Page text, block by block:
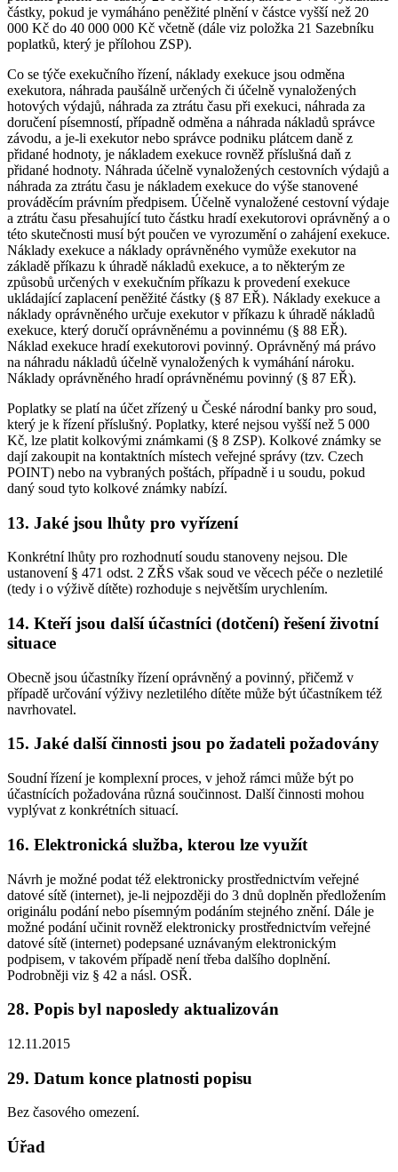
částky, pokud je vymáháno peněžité plnění v částce vyšší než 20
000 Kč do 40 000 000 Kč včetně (dále viz položka 21 Sazebníku
poplatků, který je přílohou ZSP).
Co se týče exekučního řízení, náklady exekuce jsou odměna
exekutora, náhrada paušálně určených či účelně vynaložených
hotových výdajů, náhrada za ztrátu času při exekuci, náhrada za
doručení písemností, případně odměna a náhrada nákladů správce
závodu, a je-li exekutor nebo správce podniku plátcem daně z
přidané hodnoty, je nákladem exekuce rovněž příslušná daň z
přidané hodnoty. Náhrada účelně vynaložených cestovních výdajů a
náhrada za ztrátu času je nákladem exekuce do výše stanovené
prováděcím právním předpisem. Účelně vynaložené cestovní výdaje
a ztrátu času přesahující tuto částku hradí exekutorovi oprávněný a o
této skutečnosti musí být poučen ve vyrozumění o zahájení exekuce.
Náklady exekuce a náklady oprávněného vymůže exekutor na
základě příkazu k úhradě nákladů exekuce, a to některým ze
způsobů určených v exekučním příkazu k provedení exekuce
ukládající zaplacení peněžité částky (§ 87 EŘ). Náklady exekuce a
náklady oprávněného určuje exekutor v příkazu k úhradě nákladů
exekuce, který doručí oprávněnému a povinnému (§ 88 EŘ).
Náklad exekuce hradí exekutorovi povinný. Oprávněný má právo
na náhradu nákladů účelně vynaložených k vymáhání nároku.
Náklady oprávněného hradí oprávněnému povinný (§ 87 EŘ).
Poplatky se platí na účet zřízený u České národní banky pro soud,
který je k řízení příslušný. Poplatky, které nejsou vyšší než 5 000
Kč, lze platit kolkovými známkami (§ 8 ZSP). Kolkové známky se
dají zakoupit na kontaktních místech veřejné správy (tzv. Czech
POINT) nebo na vybraných poštách, případně i u soudu, pokud
daný soud tyto kolkové známky nabízí.
13. Jaké jsou lhůty pro vyřízení
Konkrétní lhůty pro rozhodnutí soudu stanoveny nejsou. Dle
ustanovení § 471 odst. 2 ZŘS však soud ve věcech péče o nezletilé
(tedy i o výživě dítěte) rozhoduje s největším urychlením.
14. Kteří jsou další účastníci (dotčení) řešení životní
situace
Obecně jsou účastníky řízení oprávněný a povinný, přičemž v
případě určování výživy nezletilého dítěte může být účastníkem též
navrhovatel.
15. Jaké další činnosti jsou po žadateli požadovány
Soudní řízení je komplexní proces, v jehož rámci může být po
účastnících požadována různá součinnost. Další činnosti mohou
vyplývat z konkrétních situací.
16. Elektronická služba, kterou lze využít
Návrh je možné podat též elektronicky prostřednictvím veřejné
datové sítě (internet), je-li nejpozději do 3 dnů doplněn předložením
originálu podání nebo písemným podáním stejného znění. Dále je
možné podání učinit rovněž elektronicky prostřednictvím veřejné
datové sítě (internet) podepsané uznávaným elektronickým
podpisem, v takovém případě není třeba dalšího doplnění.
Podrobněji viz § 42 a násl. OSŘ.
28. Popis byl naposledy aktualizován
12.11.2015
29. Datum konce platnosti popisu
Bez časového omezení.
Úřad